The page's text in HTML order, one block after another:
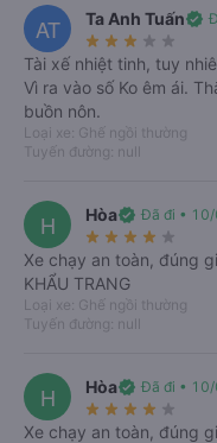
Cần Thơ Hồ Chí
Nhiều chuyến xe giá tốt
Vĩnh Long Hồ Chí
Nhiều chuyến xe giá tốt
Hồ Chí Minh Cần
Nhiều chuyến xe giá tốt
AT Ta Anh Tuấnverified
star_rate star_rate star_rate star_rate star_rate
Tài xế nhiệt tinh, tuy
Vì ra vào số Ko êm ái.
buồn nôn.
Loại xe: Ghế ngồi thường
Tuyến đường: null
H Hòaverified Đã đi •
star_rate star_rate star_rate star_rate star_rate
Xe chạy an toàn, đúng
KHẨU TRANG
Loại xe: Ghế ngồi thường
Tuyến đường: null
H Hòaverified Đã đi •
star_rate star_rate star_rate star_rate star_rate
Xe chạy an toàn, đúng